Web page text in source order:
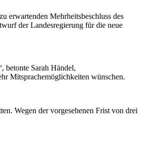
erwartenden Mehrheitsbeschluss des
der Landesregierung für die neue
betonte Sarah Händel,
Mitsprachemöglichkeiten wünschen.
Wegen der vorgesehenen Frist von drei